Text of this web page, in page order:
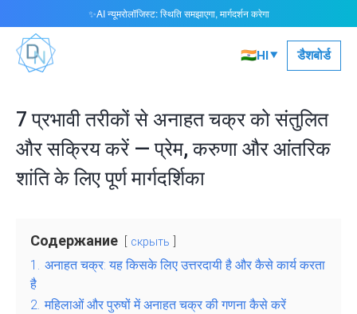
🇮🇳HI▾ डैशबोर्ड
7 प्रभावी तरीकों से अनाहत चक्र को संतुलित
और सक्रिय करें — प्रेम, करुणा और आंतरिक
शांति के लिए पूर्ण मार्गदर्शिका
Содержание скрыть
1. अनाहत चक्र: यह किसके लिए उत्तरदायी है और कैसे कार्य करता
है
2. महिलाओं और पुरुषों में अनाहत चक्र की गणना कैसे करें
✨AI न्यूमरोलॉजिस्ट: स्थिति समझाएगा, मार्गदर्शन करेगा